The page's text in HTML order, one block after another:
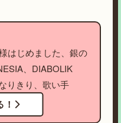
はじめました、銀の
、DIABOLIK
りきり、歌い手